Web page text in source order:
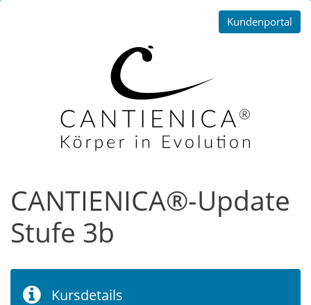
Kundenportal
CANTIENICA®-Update
Stufe 3b
Kursdetails